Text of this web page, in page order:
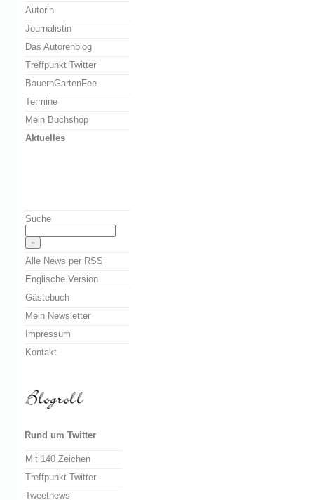
Autorin
Journalistin
Das Autorenblog
Treffpunkt Twitter
BauernGartenFee
Termine
Mein Buchshop
Aktuelles
Suche
Alle News per RSS
Englische Version
Gästebuch
Mein Newsletter
Impressum
Kontakt
Rund um Twitter
Mit 140 Zeichen
Treffpunkt Twitter
Tweetnews